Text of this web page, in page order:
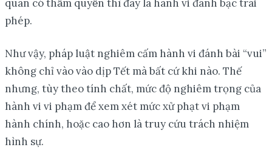
quan có thẩm quyền thì đây là hành vi đánh bạc trái
phép.
Như vậy, pháp luật nghiêm cấm hành vi đánh bài “vui”
không chỉ vào vào dịp Tết mà bất cứ khi nào. Thế
nhưng, tùy theo tính chất, mức độ nghiêm trọng của
hành vi vi phạm để xem xét mức xử phạt vi phạm
hành chính, hoặc cao hơn là truy cứu trách nhiệm
hình sự.